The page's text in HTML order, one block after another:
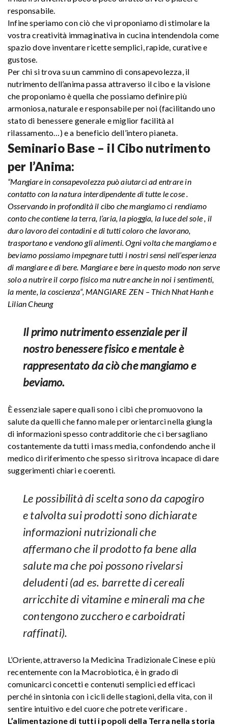
responsabile.
Infine speriamo con ciò che vi proponiamo di stimolare la
vostra creatività immaginativa in cucina intendendola come
spazio dove inventare ricette semplici, rapide, curative e
gustose.
Per chi si trova su un cammino di consapevolezza, il
nutrimento dell’anima passa attraverso il cibo e la visione
che proponiamo è quella che possiamo definire più
armoniosa, naturale e responsabile per noi (facilitando uno
stato di benessere generale e miglior facilità al
rilassamento…) e a beneficio dell’intero pianeta.
Seminario Base – il Cibo nutrimento
per l’Anima:
“Mangiare in consapevolezza può aiutarci ad entrare in
contatto con la natura interdipendente di tutte le cose .
Osservando in profondità il cibo che mangiamo ci rendiamo
conto che contiene la terra, l’aria, la pioggia, la luce del sole , il
duro lavoro dei contadini e di tutti coloro che lavorano,
trasportano e vendono gli alimenti. Ogni volta che mangiamo e
beviamo possiamo impegnare tutti i nostri sensi nell’esperienza
di mangiare e di bere. Mangiare e bere in questo modo non serve
solo a nutrire il corpo fisico ma nutre anche in noi i sentimenti,
la mente, la coscienza“, MANGIARE ZEN – Thich Nhat Hanh e
Lilian Cheung
Il primo nutrimento essenziale per il
nostro benessere fisico e mentale è
rappresentato da ciò che mangiamo e
beviamo.
È essenziale sapere quali sono i cibi che promuovono la
salute da quelli che fanno male per orientarci nella giungla
di informazioni spesso contradditorie che ci bersagliano
costantemente da tutti i mass media, confondendo anche il
medico di riferimento che spesso si ritrova incapace di dare
suggerimenti chiari e coerenti.
Le possibilità di scelta sono da capogiro
e talvolta sui prodotti sono dichiarate
informazioni nutrizionali che
affermano che il prodotto fa bene alla
salute ma che poi possono rivelarsi
deludenti (ad es. barrette di cereali
arricchite di vitamine e minerali ma che
contengono zucchero e carboidrati
raffinati).
L’Oriente, attraverso la Medicina Tradizionale Cinese e più
recentemente con la Macrobiotica, è in grado di
comunicarci concetti e contenuti semplici ed efficaci
perché in sintonia con i cicli delle stagioni, della vita, con il
sentire intuitivo e del cuore che potrete verificare .
L’alimentazione di tutti i popoli della Terra nella storia